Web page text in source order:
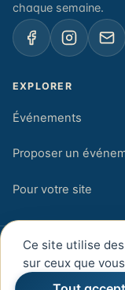
chaque semaine.
EXPLORER
Événements
Proposer un
Pour votre site
© 2026 Opalenews —
Rechercher
Ce site utilise
sur ceux que